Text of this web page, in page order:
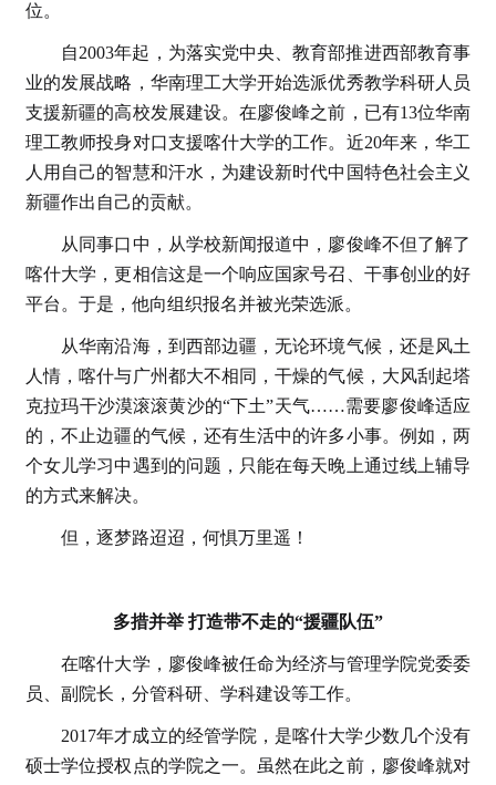
位。
自2003年起，为落实党中央、教育部推进西部教育事
业的发展战略，华南理工大学开始选派优秀教学科研人员
支援新疆的高校发展建设。在廖俊峰之前，已有13位华南
理工教师投身对口支援喀什大学的工作。近20年来，华工
人用自己的智慧和汗水，为建设新时代中国特色社会主义
新疆作出自己的贡献。
从同事口中，从学校新闻报道中，廖俊峰不但了解了
喀什大学，更相信这是一个响应国家号召、干事创业的好
平台。于是，他向组织报名并被光荣选派。
从华南沿海，到西部边疆，无论环境气候，还是风土
人情，喀什与广州都大不相同，干燥的气候，大风刮起塔
克拉玛干沙漠滚滚黄沙的“下土”天气……需要廖俊峰适应
的，不止边疆的气候，还有生活中的许多小事。例如，两
个女儿学习中遇到的问题，只能在每天晚上通过线上辅导
的方式来解决。
但，逐梦路迢迢，何惧万里遥！
多措并举 打造带不走的“援疆队伍”
在喀什大学，廖俊峰被任命为经济与管理学院党委委
员、副院长，分管科研、学科建设等工作。
2017年才成立的经管学院，是喀什大学少数几个没有
硕士学位授权点的学院之一。虽然在此之前，廖俊峰就对